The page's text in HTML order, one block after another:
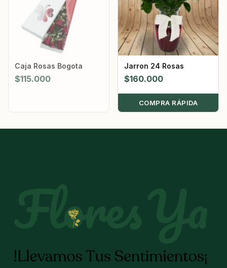
Caja Rosas Bogota
$115.000
Jarron 24 Rosas
$160.000
COMPRA RÁPIDA